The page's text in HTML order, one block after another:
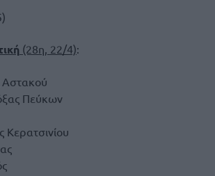
(28η, 22/4):
Αστακού
Πεύκων